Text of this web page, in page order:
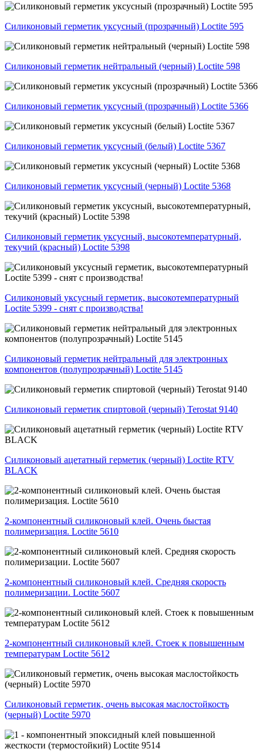
Силиконовый герметик уксусный (прозрачный) Loctite 595
Силиконовый герметик нейтральный (черный) Loctite 598
Силиконовый герметик уксусный (прозрачный) Loctite 5366
Силиконовый герметик уксусный (белый) Loctite 5367
Силиконовый герметик уксусный (черный) Loctite 5368
Силиконовый герметик уксусный, высокотемпературный,
текучий (красный) Loctite 5398
Силиконовый уксусный герметик, высокотемпературный
Loctite 5399 - снят с производства!
Силиконовый герметик нейтральный для электронных
компонентов (полупрозрачный) Loctite 5145
Силиконовый герметик спиртовой (черный) Terostat 9140
Силиконовый ацетатный герметик (черный) Loctite RTV
BLACK
2-компонентный силиконовый клей. Очень быстая
полимеризация. Loctite 5610
2-компонентный силиконовый клей. Средняя скорость
полимеризации. Loctite 5607
2-компонентный силиконовый клей. Стоек к повышенным
температурам Loctite 5612
Силиконовый герметик, очень высокая маслостойкость
(черный) Loctite 5970